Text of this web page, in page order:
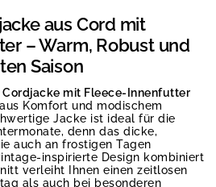
aus Cord mit
– Warm, Robust und
Saison
Cordjacke mit Fleece-Innenfutter
Komfort und modischem
Jacke ist ideal für die
denn das dicke,
auch an frostigen Tagen
inspirierte Design kombiniert
verleiht Ihnen einen zeitlosen
als auch bei besonderen